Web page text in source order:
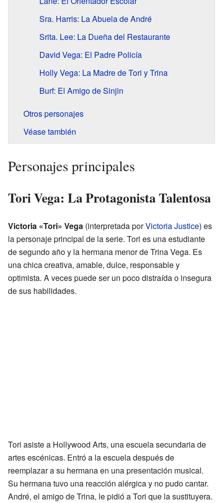
Sra. Harris: La Abuela de André
Srita. Lee: La Dueña del Restaurante
David Vega: El Padre Policía
Holly Vega: La Madre de Tori y Trina
Burf: El Amigo de Sinjin
Otros personajes
Véase también
Personajes principales
Tori Vega: La Protagonista Talentosa
Victoria «Tori» Vega (interpretada porVictoria Justice) es
la personaje principal de la serie. Tori es una estudiante
de segundo año y la hermana menor de Trina Vega. Es
una chica creativa, amable, dulce, responsable y
optimista. A veces puede ser un poco distraída o insegura
de sus habilidades.
Tori asiste a Hollywood Arts, una escuela secundaria de
artes escénicas. Entró a la escuela después de
reemplazar a su hermana en una presentación musical.
Su hermana tuvo una reacción alérgica y no pudo cantar.
André, el amigo de Trina, le pidió a Tori que la sustituyera.